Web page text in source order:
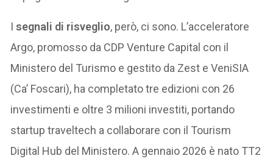
Isegnali di risveglio, però, ci sono. L’acceleratore
Argo, promosso da CDP Venture Capital con il
Ministero del Turismo e gestito da Zest e VeniSIA
(Ca’ Foscari), ha completato tre edizioni con 26
investimenti e oltre 3 milioni investiti, portando
startup traveltech a collaborare con il Tourism
Digital Hub del Ministero. A gennaio 2026 è nato TT2